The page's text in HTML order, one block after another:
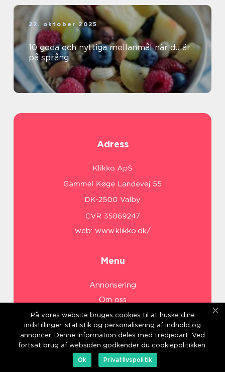
22. oktober 2025
10 goda och nyttiga mellanmål när du är
på språng
Adress
web: www.klikko.dk/
Menu
Annonsering
Om oss
Cookies
Kontakta oss
Sitemap
På vores website bruges cookies til at huske dine
indstillinger, statistik og personalisering af indhold og
annoncer. Denne information deles med tredjepart. Ved
fortsat brug af websiden godkender du cookiepolitikken.
Ok
Privatlivspolitik